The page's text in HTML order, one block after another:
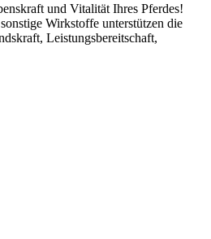
und Vitalität Ihres Pferdes!
Wirkstoffe unterstützen die
Leistungsbereitschaft,